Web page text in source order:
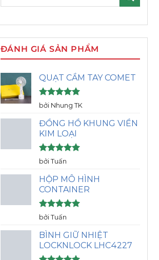
ĐÁNH GIÁ SẢN PHẨM
QUẠT CẦM TAY COMET
Được xếp
5
sao
bởi Nhung TK
ĐỒNG HỒ KHUNG VIỀN
KIM LOẠI
Được xếp
sao
bởi Tuấn
HỘP MÔ HÌNH
CONTAINER
Được xếp
sao
bởi Tuấn
BÌNH GIỮ NHIỆT
LOCKNLOCK LHC4227